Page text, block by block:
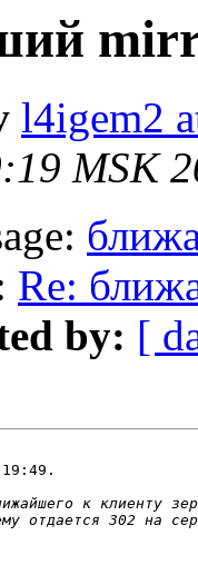
l4igem2
MSK
Re:
by: [